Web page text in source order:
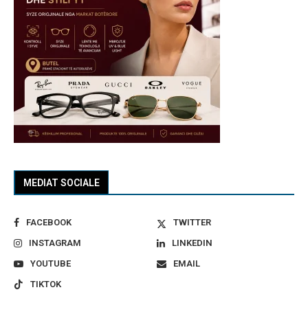
MEDIAT SOCIALE
FACEBOOK
TWITTER
INSTAGRAM
LINKEDIN
YOUTUBE
EMAIL
TIKTOK